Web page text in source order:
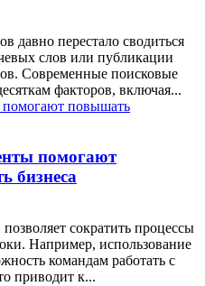
давно перестало сводиться
слов или публикации
Современные поисковые
факторов, включая...
помогают
бизнеса
сократить процессы
Например, использование
командам работать с
приводит к...